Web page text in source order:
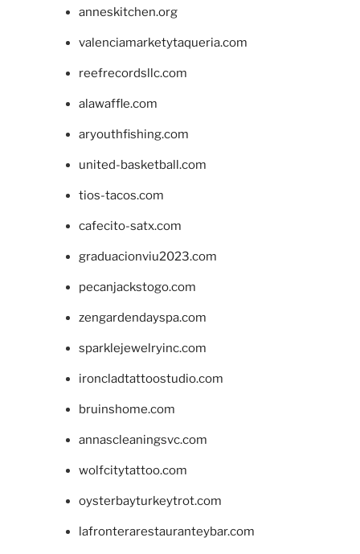
anneskitchen.org
valenciamarketytaqueria.com
reefrecordsllc.com
alawaffle.com
aryouthfishing.com
united-basketball.com
tios-tacos.com
cafecito-satx.com
graduacionviu2023.com
pecanjackstogo.com
zengardendayspa.com
sparklejewelryinc.com
ironcladtattoostudio.com
bruinshome.com
annascleaningsvc.com
wolfcitytattoo.com
oysterbayturkeytrot.com
lafronterarestauranteybar.com